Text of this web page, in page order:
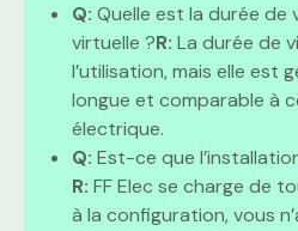
Q: Quelle est la durée de
virtuelle ?R: La durée de
l’utilisation, mais elle est
longue et comparable à
électrique.
Q: Est-ce que
R: FF Elec se charge de
à la configuration, vous